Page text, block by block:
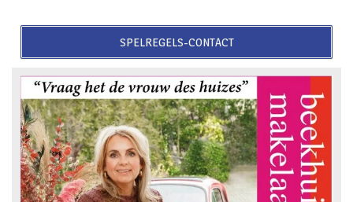
SPELREGELS-CONTACT